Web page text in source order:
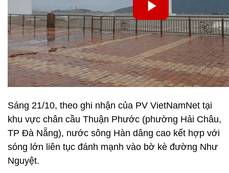
Sáng 21/10, theo ghi nhận của PV VietNamNet tại
khu vực chân cầu Thuận Phước (phường Hải Châu,
TP Đà Nẵng), nước sông Hàn dâng cao kết hợp với
sóng lớn liên tục đánh mạnh vào bờ kè đường Như
Nguyệt.